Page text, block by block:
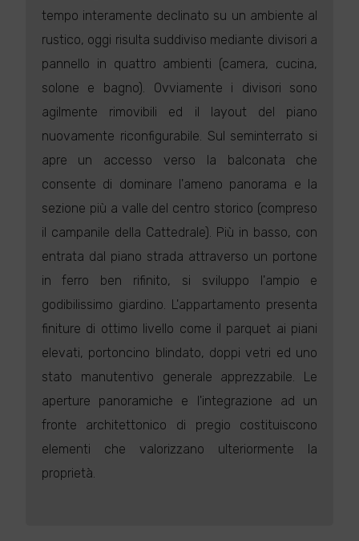
tempo interamente declinato su un ambiente al
rustico, oggi risulta suddiviso mediante divisori a
pannello in quattro ambienti (camera, cucina,
solone e bagno). Ovviamente i divisori sono
agilmente rimovibili ed il layout del piano
nuovamente riconfigurabile. Sul seminterrato si
apre un accesso verso la balconata che
consente di dominare l'ameno panorama e la
sezione più a valle del centro storico (compreso
il campanile della Cattedrale). Più in basso, con
entrata dal piano strada attraverso un portone
in ferro ben rifinito, si sviluppo l'ampio e
godibilissimo giardino. L'appartamento presenta
finiture di ottimo livello come il parquet ai piani
elevati, portoncino blindato, doppi vetri ed uno
stato manutentivo generale apprezzabile. Le
aperture panoramiche e l'integrazione ad un
fronte architettonico di pregio costituiscono
elementi che valorizzano ulteriormente la
proprietà.